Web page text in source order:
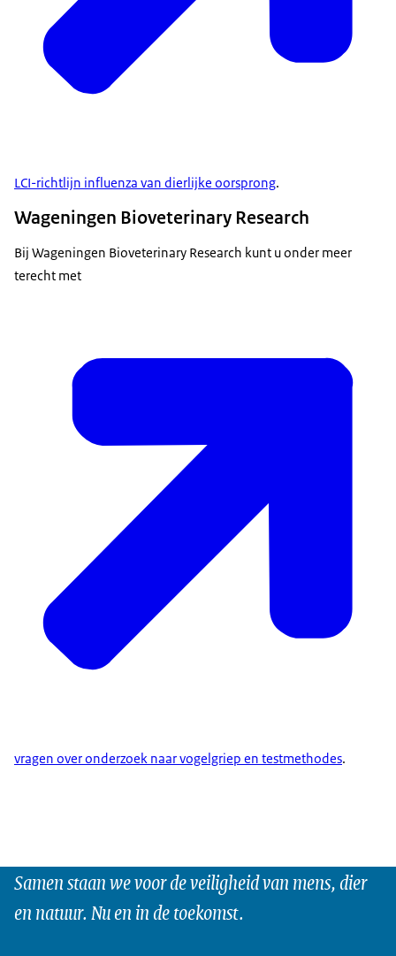
LCI-richtlijn influenza van dierlijke oorsprong.
Wageningen Bioveterinary Research
Bij Wageningen Bioveterinary Research kunt u onder meer
terecht met
vragen over onderzoek naar vogelgriep en testmethodes.
Samen staan we voor de veiligheid van mens, dier
en natuur. Nu en in de toekomst.